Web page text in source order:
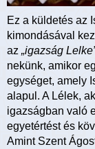
Ez a küldetés az
kimondásával
az „igazság
nekünk, amikor
egységet, amely
alapul. A Lélek,
igazságban való
egyetértést és
Amint Szent